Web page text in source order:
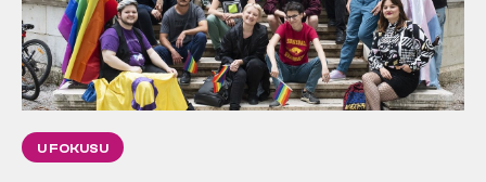
U FOKUSU